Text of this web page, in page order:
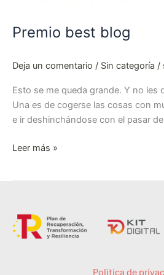
Premio best blog
Deja un comentario / Sin categoría /
Esto se me queda grande. Y no les
Una es de cogerse las cosas con
e ir deshinchándose con el pasar
Leer más »